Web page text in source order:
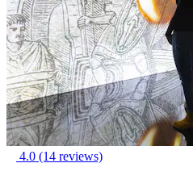
4.0 (14 reviews)